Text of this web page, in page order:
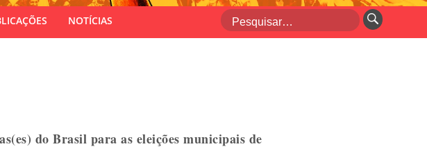
NOTÍCIAS
do Brasil para as eleições municipais de